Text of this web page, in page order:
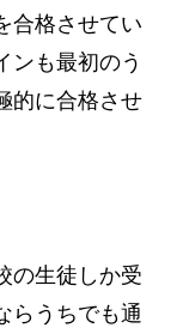
合格させてい
ンも最初のう
的に合格させ
の生徒しか受
らうちでも通